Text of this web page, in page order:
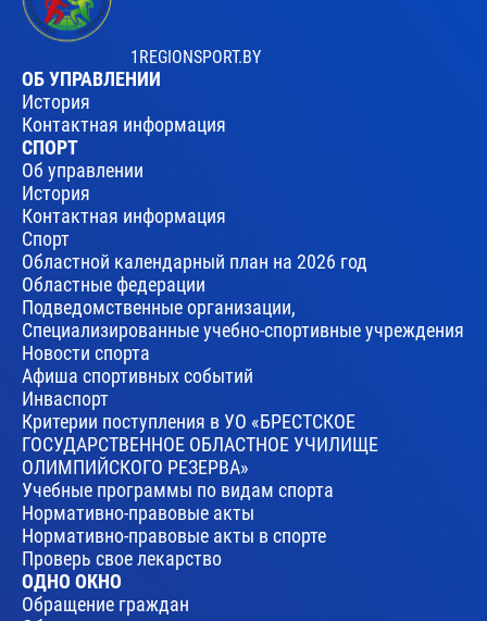
1REGIONSPORT.BY
ОБ УПРАВЛЕНИИ
История
Контактная информация
СПОРТ
Об управлении
История
Контактная информация
Спорт
Областной календарный план на 2026 год
Областные федерации
Подведомственные организации,
Специализированные учебно-спортивные учреждения
Новости спорта
Афиша спортивных событий
Инваспорт
Критерии поступления в УО «БРЕСТСКОЕ
ГОСУДАРСТВЕННОЕ ОБЛАСТНОЕ УЧИЛИЩЕ
ОЛИМПИЙСКОГО РЕЗЕРВА»
Учебные программы по видам спорта
Нормативно-правовые акты
Нормативно-правовые акты в спорте
Проверь свое лекарство
ОДНО ОКНО
Обращение граждан